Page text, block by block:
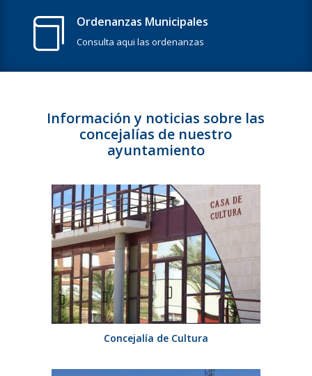
 Ordenanzas Municipales
Consulta aqui las ordenanzas
Información y noticias sobre las
concejalías de nuestro
ayuntamiento
Concejalía de Cultura